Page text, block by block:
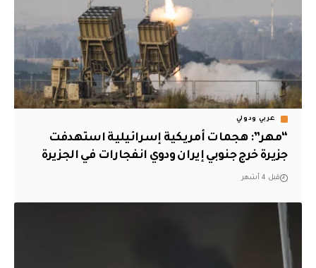
عربي ودولي
“مهر”: هجمات أمريكية إسرائيلية استهدفت
جزيرة خرج جنوبي إيران ودوي انفجارات في الجزيرة
قبل 4 أشهر